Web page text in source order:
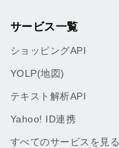
サービス一覧
ショッピングAPI
YOLP(地図)
テキスト解析API
Yahoo! ID連携
すべてのサービスを見る